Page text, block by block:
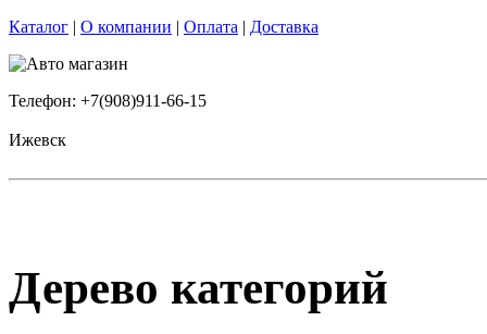
Каталог | О компании | Оплата | Доставка
Телефон: +7(908)911-66-15
Ижевск
Дерево категорий